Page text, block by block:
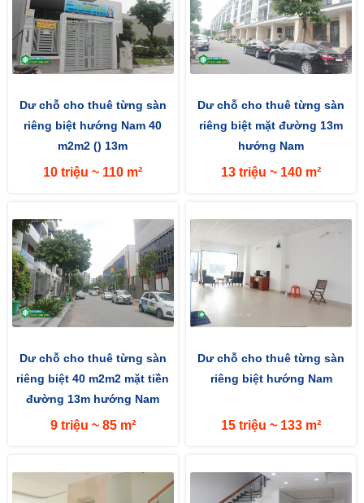
Dư chỗ cho thuê từng sàn
riêng biệt hướng Nam 40
m2m2 () 13m
10 triệu ~ 110 m²
Dư chỗ cho thuê từng sàn
riêng biệt mặt đường 13m
hướng Nam
13 triệu ~ 140 m²
Dư chỗ cho thuê từng sàn
riêng biệt 40 m2m2 mặt tiền
đường 13m hướng Nam
9 triệu ~ 85 m²
Dư chỗ cho thuê từng sàn
riêng biệt hướng Nam
15 triệu ~ 133 m²